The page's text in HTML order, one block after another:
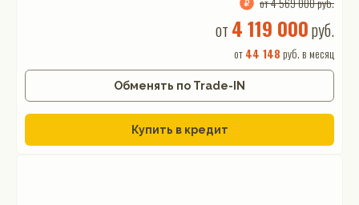
от 4 119 000руб.
от44 148 руб. в месяц
Обменять по Trade-IN
Купить в кредит